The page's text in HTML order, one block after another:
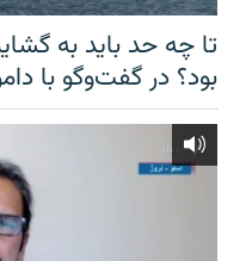
تا چه حد باید به
بود؟ در گفت‌وگو با